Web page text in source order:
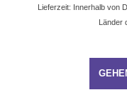
Lieferzeit: Innerhalb von
Länder